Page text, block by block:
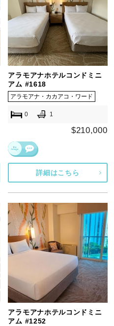
アラモアナホテルコンドミニ
アム #1618
アラモアナ・カカアコ・ワード
0 1
$210,000
詳細はこちら
アラモアナホテルコンドミニ
アム #1252